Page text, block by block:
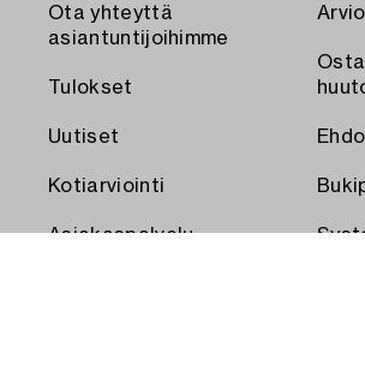
Ota yhteyttä
asiantuntijoihimme
Tulokset
Uutiset
Kotiarviointi
Asiakaspalvelu